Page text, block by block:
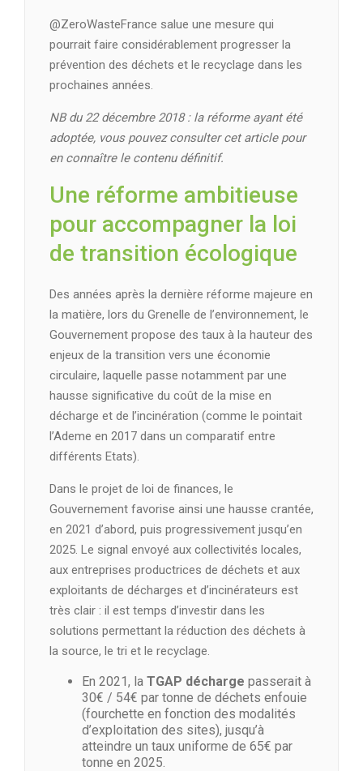
@ZeroWasteFrance salue une mesure qui
pourrait faire considérablement progresser la
prévention des déchets et le recyclage dans les
prochaines années.
NB du 22 décembre 2018 : la réforme ayant été
adoptée, vous pouvez consulter cet article pour
en connaître le contenu définitif.
Une réforme ambitieuse
pour accompagner la loi
de transition écologique
Des années après la dernière réforme majeure en
la matière, lors du Grenelle de l’environnement, le
Gouvernement propose des taux à la hauteur des
enjeux de la transition vers une économie
circulaire, laquelle passe notamment par une
hausse significative du coût de la mise en
décharge et de l’incinération (comme le pointait
l’Ademe en 2017 dans un comparatif entre
différents Etats).
Dans le projet de loi de finances, le
Gouvernement favorise ainsi une hausse crantée,
en 2021 d’abord, puis progressivement jusqu’en
2025. Le signal envoyé aux collectivités locales,
aux entreprises productrices de déchets et aux
exploitants de décharges et d’incinérateurs est
très clair : il est temps d’investir dans les
solutions permettant la réduction des déchets à
la source, le tri et le recyclage.
En 2021, la TGAP décharge passerait à
30€ / 54€ par tonne de déchets enfouie
(fourchette en fonction des modalités
d’exploitation des sites), jusqu’à
atteindre un taux uniforme de 65€ par
tonne en 2025.